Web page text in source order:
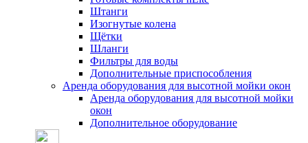
Штанги
Изогнутые колена
Щётки
Шланги
Фильтры для воды
Дополнительные приспособления
Аренда оборудования для высотной мойки окон
Аренда оборудования для высотной мойки
окон
Дополнительное оборудование